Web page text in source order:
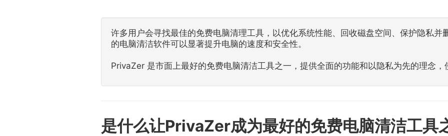
许多用户会寻找最佳的免费电脑清理工具，以优化系统性能、回收磁盘空间、保护隐私并
的电脑清洁软件可以显著提升电脑的速度和安全性。
PrivaZer 是市面上最好的免费电脑清洁工具之一，提供全面的功能和以隐私为先的理念，
是什么让PrivaZer成为最好的免费电脑清洁工具